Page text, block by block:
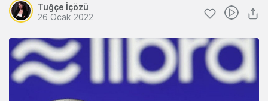
Tuğçe İçözü
26 Ocak 2022